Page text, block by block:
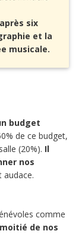
six
et la
musicale.
budget
de ce budget,
(20%). Il
nos
audace.
comme
de nos